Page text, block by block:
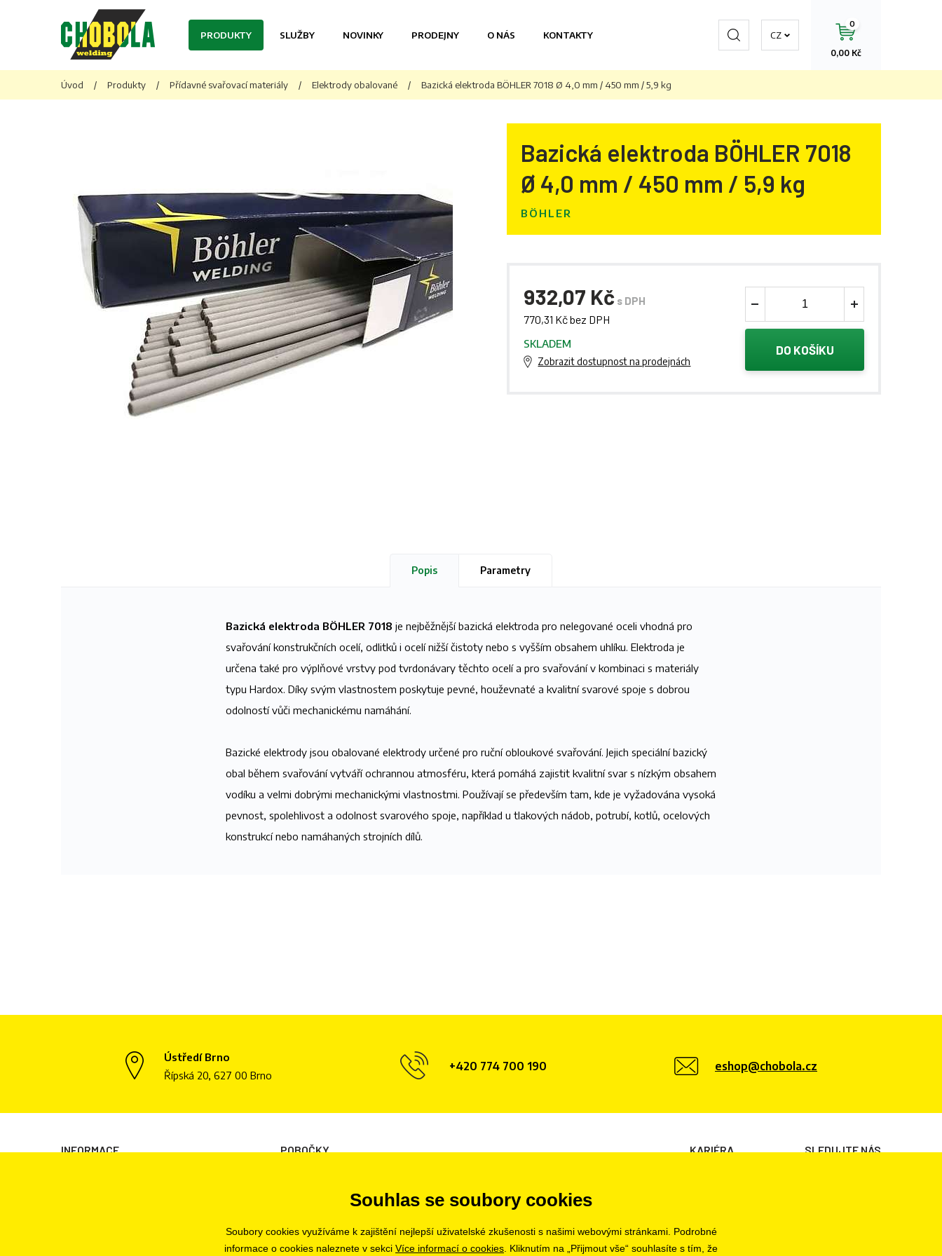
PRODUKTY SLUŽBY NOVINKY PRODEJNY O NÁS KONTAKTY
0,00 Kč
0
CZHledat
Úvod / Produkty / Přídavné svařovací materiály / Elektrody obalované / Bazická elektroda BÖHLER 7018 Ø 4,0 mm / 450 mm / 5,9 kg
Bazická elektroda BÖHLER 7018
Ø 4,0 mm / 450 mm / 5,9 kg
BÖHLER
932,07 Kč s DPH
770,31 Kč bez DPH
SKLADEM
Zobrazit dostupnost na prodejnách
DO KOŠÍKU
Popis Parametry
Bazická elektroda BÖHLER 7018 je nejběžnější bazická elektroda pro nelegované oceli vhodná pro
svařování konstrukčních ocelí, odlitků i ocelí nižší čistoty nebo s vyšším obsahem uhlíku. Elektroda je
určena také pro výplňové vrstvy pod tvrdonávary těchto ocelí a pro svařování v kombinaci s materiály
typu Hardox. Díky svým vlastnostem poskytuje pevné, houževnaté a kvalitní svarové spoje s dobrou
odolností vůči mechanickému namáhání.
Bazické elektrody jsou obalované elektrody určené pro ruční obloukové svařování. Jejich speciální bazický
obal během svařování vytváří ochrannou atmosféru, která pomáhá zajistit kvalitní svar s nízkým obsahem
vodíku a velmi dobrými mechanickými vlastnostmi. Používají se především tam, kde je vyžadována vysoká
pevnost, spolehlivost a odolnost svarového spoje, například u tlakových nádob, potrubí, kotlů, ocelových
konstrukcí nebo namáhaných strojních dílů.
Ústředí Brno
Řípská 20, 627 00 Brno
+420 774 700 190 eshop@chobola.cz
INFORMACE POBOČKY
Ostrava
Zlín
Olomouc
Liberec
Bratislava
KARIÉRA SLEDUJTE NÁS
Souhlas se soubory cookies
Soubory cookies využíváme k zajištění nejlepší uživatelské zkušenosti s našimi webovými stránkami. Podrobné
informace o cookies naleznete v sekci Více informací o cookies . Kliknutím na „Přijmout vše“ souhlasíte s tím, že